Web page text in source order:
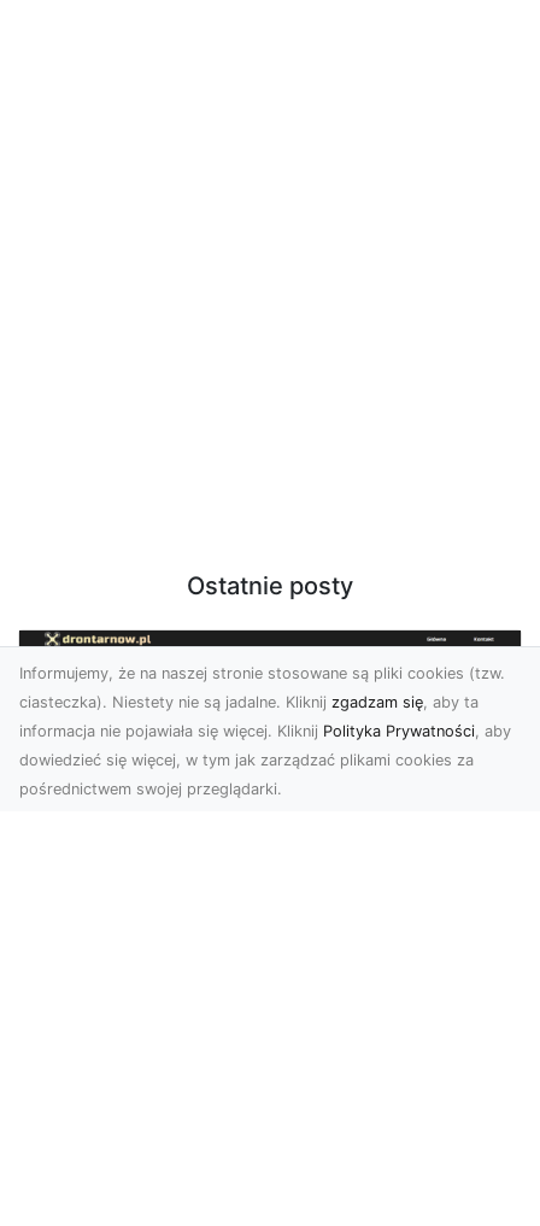
Ostatnie posty
Informujemy, że na naszej stronie stosowane są pliki cookies (tzw.
ciasteczka). Niestety nie są jadalne. Kliknij zgadzam się, aby ta
informacja nie pojawiała się więcej. Kliknij Polityka Prywatności, aby
dowiedzieć się więcej, w tym jak zarządzać plikami cookies za
pośrednictwem swojej przeglądarki.